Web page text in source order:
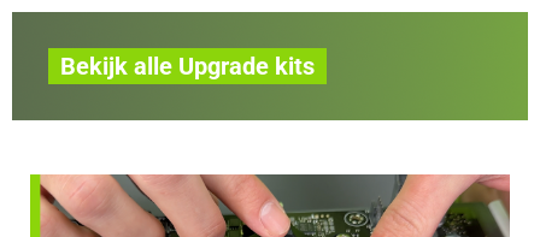
Bekijk alle Upgrade kits